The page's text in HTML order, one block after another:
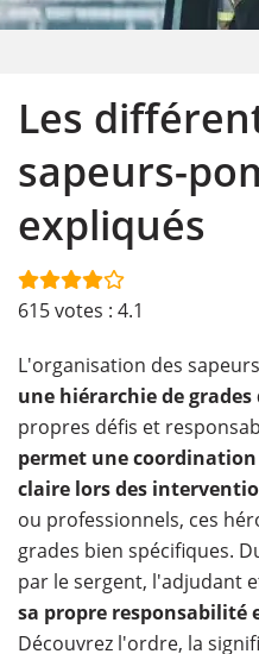
Les
sapeurs-
expliqués
615votes : 4.1
L'organisation des
une hiérarchie de
propres défis et
permet une
claire lors des
ou professionnels, ces
grades bien spécifiques.
par le sergent, l'adjudant
sa propre responsabilité
Découvrez l'ordre, la